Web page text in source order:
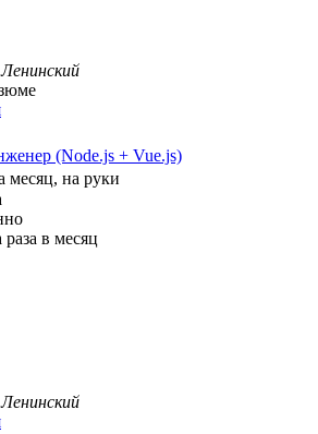
(Node.js + Vue.js)
месяц, на руки
в месяц